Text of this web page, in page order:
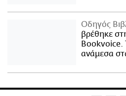
Οδηγός
βρέθηκε
Bookvoice.
ανάμεσα